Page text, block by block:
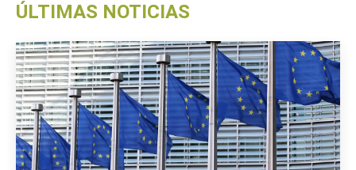
ÚLTIMAS NOTICIAS